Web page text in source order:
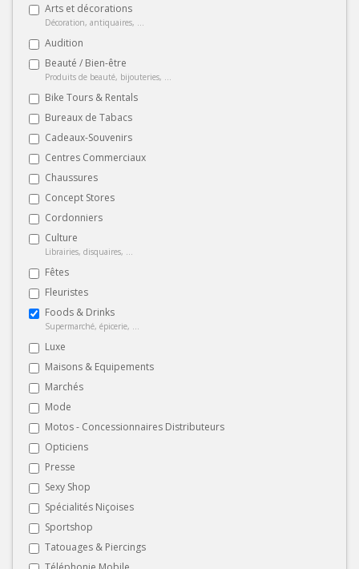
Arts et décorations
Décoration, antiquaires, ...
Audition
Beauté / Bien-être
Produits de beauté, bijouteries, ...
Bike Tours & Rentals
Bureaux de Tabacs
Cadeaux-Souvenirs
Centres Commerciaux
Chaussures
Concept Stores
Cordonniers
Culture
Librairies, disquaires, ...
Fêtes
Fleuristes
Foods & Drinks
Supermarché, épicerie, ...
Luxe
Maisons & Equipements
Marchés
Mode
Motos - Concessionnaires Distributeurs
Opticiens
Presse
Sexy Shop
Spécialités Niçoises
Sportshop
Tatouages & Piercings